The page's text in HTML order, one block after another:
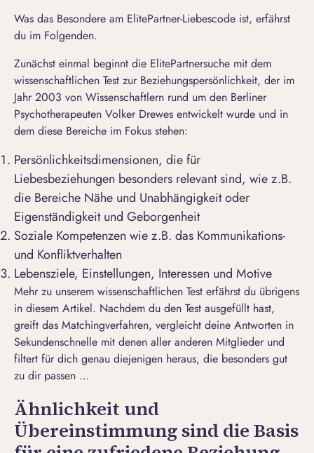
Was das Besondere am ElitePartner-Liebescode ist, erfährst
du im Folgenden.
Zunächst einmal beginnt die ElitePartnersuche mit dem
wissenschaftlichen Test zur Beziehungspersönlichkeit, der im
Jahr 2003 von Wissenschaftlern rund um den Berliner
Psychotherapeuten Volker Drewes entwickelt wurde und in
dem diese Bereiche im Fokus stehen:
Persönlichkeitsdimensionen, die für
Liebesbeziehungen besonders relevant sind, wie z.B.
die Bereiche Nähe und Unabhängigkeit oder
Eigenständigkeit und Geborgenheit
Soziale Kompetenzen wie z.B. das Kommunikations-
und Konfliktverhalten
Lebensziele, Einstellungen, Interessen und Motive
Mehr zu unserem wissenschaftlichen Test erfährst du übrigens
in diesem Artikel. Nachdem du den Test ausgefüllt hast,
greift das Matchingverfahren, vergleicht deine Antworten in
Sekundenschnelle mit denen aller anderen Mitglieder und
filtert für dich genau diejenigen heraus, die besonders gut
zu dir passen …
Ähnlichkeit und
Übereinstimmung sind die Basis